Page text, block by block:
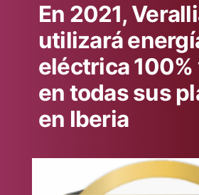
En 2021,
utilizará
eléctrica 100%
en todas sus
en Iberia